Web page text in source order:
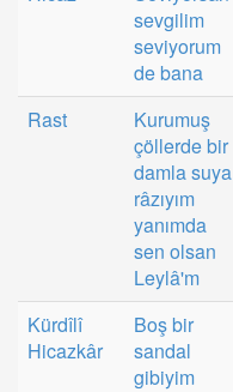
sevgilim
seviyorum
de bana
Rast
Kurumuş
çöllerde bir
damla suya
râzıyım
yanımda
sen olsan
Leylâ'm
Kürdîlî
Hicazkâr
Boş bir
sandal
gibiyim